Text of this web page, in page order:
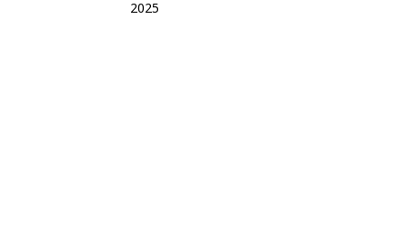
2025